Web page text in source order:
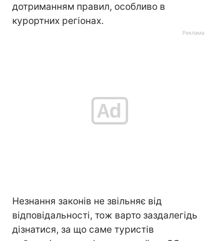
дотриманням правил, особливо в
курортних регіонах.
Незнання законів не звільняє від
відповідальності, тож варто заздалегідь
дізнатися, за що саме туристів